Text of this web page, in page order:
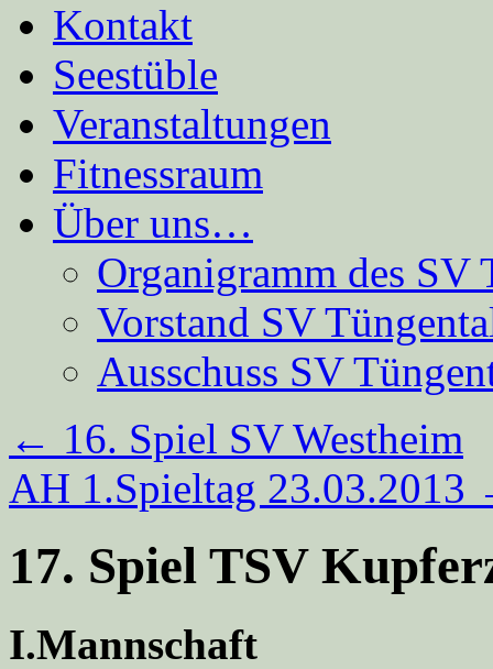
Kontakt
Seestüble
Veranstaltungen
Fitnessraum
Über uns…
Organigramm des SV
Vorstand SV
Ausschuss SV
← 16. Spiel SV Westheim
AH 1.Spieltag 23.03.2013
17. Spiel TSV
I.Mannschaft